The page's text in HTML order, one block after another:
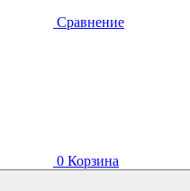
Сравнение
0 Корзина